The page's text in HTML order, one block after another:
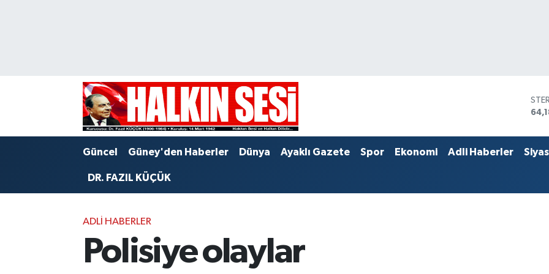
Güncel Güney'den Haberler Dünya Ayaklı Gazete Spor Ekonomi Adli Haberler
DR. FAZIL KÜÇÜK
ADLI HABERLER
Polisiye olaylar
Trafik Durumu
Puan Durumu ve Fikstür